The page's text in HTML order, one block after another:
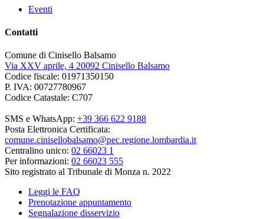
Eventi
Contatti
Comune di Cinisello Balsamo
Via XXV aprile, 4 20092 Cinisello Balsamo
Codice fiscale: 01971350150
P. IVA: 00727780967
Codice Catastale: C707
SMS e WhatsApp: +39 366 622 9188
Posta Elettronica Certificata:
comune.cinisellobalsamo@pec.regione.lombardia.it
Centralino unico: 02 66023 1
Per informazioni: 02 66023 555
Sito registrato al Tribunale di Monza n. 2022
Leggi le FAQ
Prenotazione appuntamento
Segnalazione disservizio